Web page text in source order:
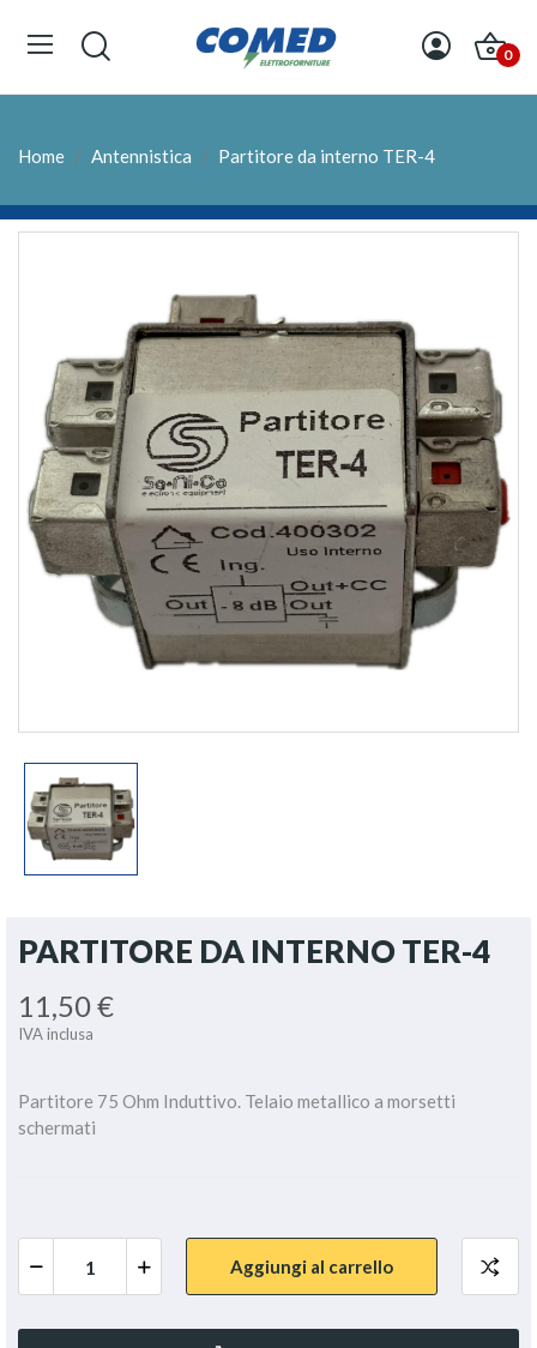
0
Home Antennistica Partitore da interno TER-4
PARTITORE DA INTERNO TER-4
11,50 €
IVA inclusa
Partitore 75 Ohm Induttivo. Telaio metallico a morsetti
schermati
Aggiungi al carrello